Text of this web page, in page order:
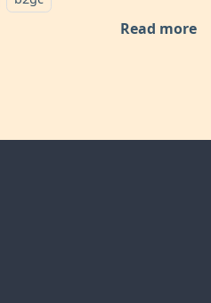
Read more